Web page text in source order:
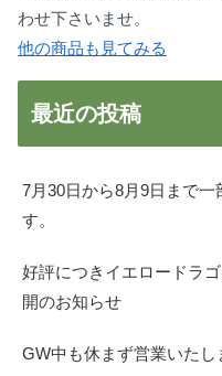
わせ下さいませ。
他の商品も見てみる
最近の投稿
7月30日から8月9日まで
す。
好評につきイエロードラ
開のお知らせ
GW中も休まず営業いたし